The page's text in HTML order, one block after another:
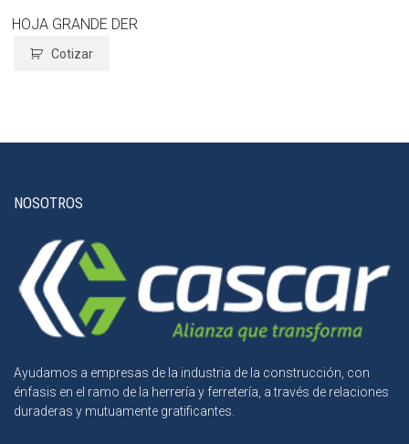
HOJA GRANDE DER
Cotizar
NOSOTROS
Ayudamos a empresas de la industria de la construcción, con
énfasis en el ramo de la herrería y ferretería, a través de relaciones
duraderas y mutuamente gratificantes.